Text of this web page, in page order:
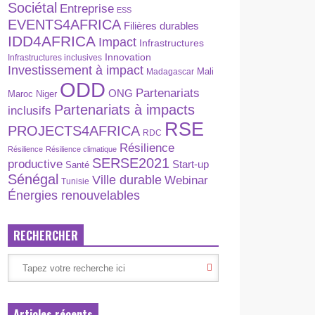
Sociétal Entreprise ESS
EVENTS4AFRICA Filières durables
IDD4AFRICA Impact Infrastructures
Infrastructures inclusives Innovation
Investissement à impact Madagascar Mali
Maroc Niger ODD ONG Partenariats
inclusifs Partenariats à impacts
PROJECTS4AFRICA RDC RSE
Résilience Résilience climatique Résilience
productive Santé SERSE2021 Start-up
Sénégal Tunisie Ville durable Webinar
Énergies renouvelables
RECHERCHER